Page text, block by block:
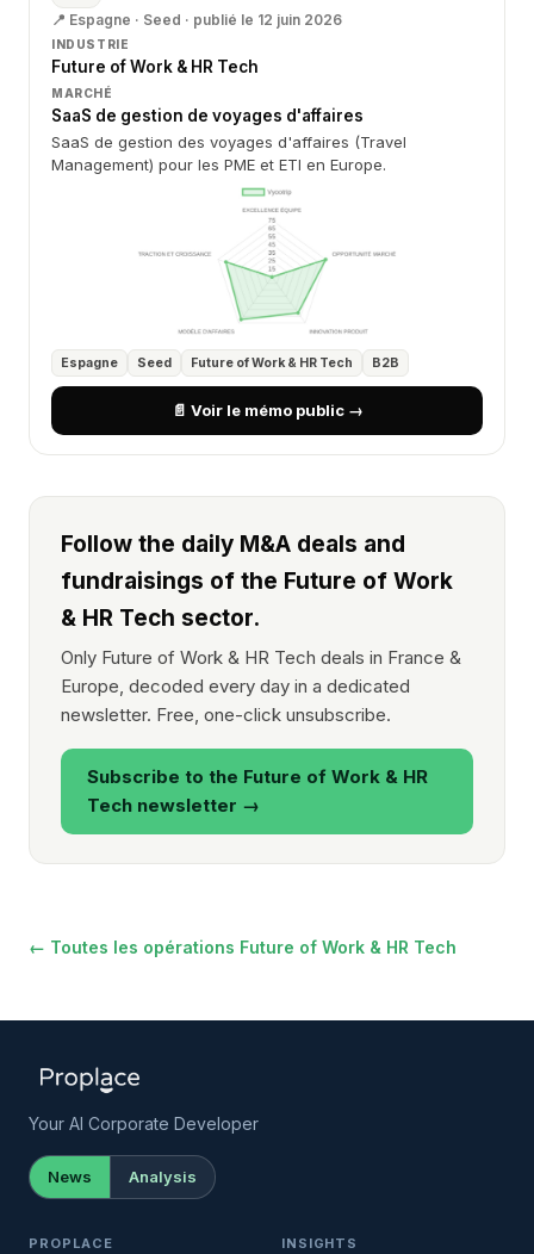
📍 Espagne · Seed · publié le 12 juin 2026
INDUSTRIE
Future of Work & HR Tech
MARCHÉ
SaaS de gestion de voyages d'affaires
SaaS de gestion des voyages d'affaires (Travel
Management) pour les PME et ETI en Europe.
Espagne Seed Future of Work & HR Tech B2B
📄 Voir le mémo public →
Follow the daily M&A deals and
fundraisings of the Future of Work
& HR Tech sector.
Only Future of Work & HR Tech deals in France &
Europe, decoded every day in a dedicated
newsletter. Free, one-click unsubscribe.
Subscribe to the Future of Work & HR
Tech newsletter →
← Toutes les opérations Future of Work & HR Tech
Your AI Corporate Developer
News Analysis
PROPLACE INSIGHTS